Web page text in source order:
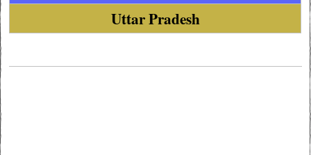
Uttar Pradesh